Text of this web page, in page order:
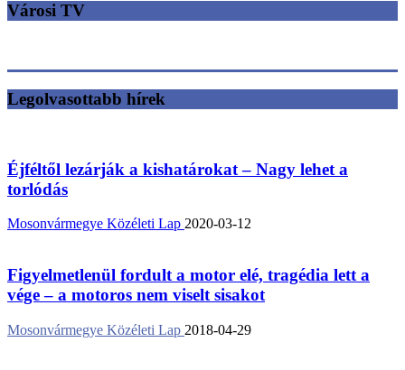
Városi TV
Legolvasottabb hírek
Éjféltől lezárják a kishatárokat – Nagy lehet a
torlódás
Mosonvármegye Közéleti Lap 2020-03-12
Figyelmetlenül fordult a motor elé, tragédia lett a
vége – a motoros nem viselt sisakot
Mosonvármegye Közéleti Lap 2018-04-29